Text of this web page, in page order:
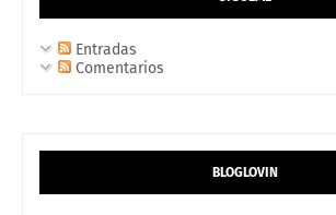
Entradas
Comentarios
BLOGLOVIN